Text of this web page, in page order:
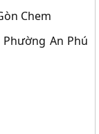
Chem
ường An Phú